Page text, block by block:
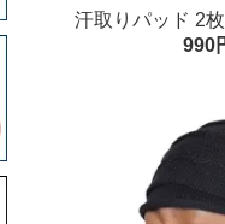
汗取りパッド 2
大人 ベビー 背
990